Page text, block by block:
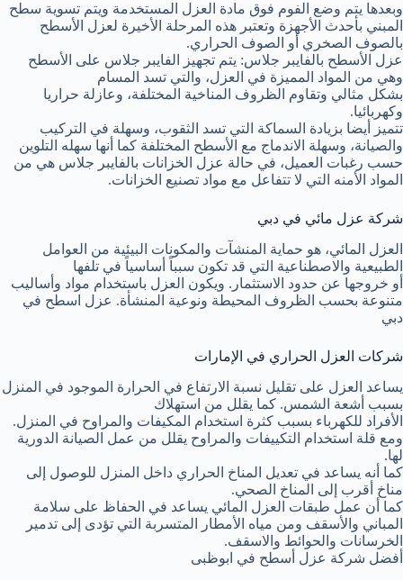
وبعدها يتم وضع الفوم فوق مادة العزل المستخدمة ويتم تسوية سطح
المبني بأحدث الأجهزة وتعتبر هذه المرحلة الأخيرة لعزل الأسطح
بالصوف الصخري أو الصوف الحراري.
عزل الأسطح بالفايبر جلاس: يتم تجهيز الفايبر جلاس على الأسطح
وهي من المواد المميزة في العزل، والتي تسد المسام
بشكل مثالي وتقاوم الظروف المناخية المختلفة، وعازلة حراريا
وكهربائيا.
تتميز أيضا بزيادة السماكة التي تسد الثقوب، وسهلة في التركيب
والصيانة، وسهلة الاندماج مع الأسطح المختلفة كما أنها سهله التلوين
حسب رغبات العميل، في حالة عزل الخزانات بالفايبر جلاس هي من
المواد الأمنه التي لا تتفاعل مع مواد تصنيع الخزانات.
شركة عزل مائي في دبي
العزل المائي، هو حماية المنشآت والمكونات البيئية من العوامل
الطبيعية والاصطناعية التي قد تكون سبباً أساسياً في تلفها
أو خروجها عن حدود الاستثمار. ويكون العزل باستخدام مواد وأساليب
متنوعة بحسب الظروف المحيطة ونوعية المنشأة. عزل اسطح في
دبي
شركات العزل الحراري في الإمارات
يساعد العزل على تقليل نسبة الارتفاع في الحرارة الموجود في المنزل
بسبب أشعة الشمس. كما يقلل من استهلاك
الأفراد للكهرباء بسبب كثرة استخدام المكيفات والمراوح في المنزل.
ومع قلة استخدام التكييفات والمراوح يقلل من عمل الصيانة الدورية
لها.
كما أنه يساعد في تعديل المناخ الحراري داخل المنزل للوصول إلى
مناخ أقرب إلى المناخ الصحي.
كما أن عمل طبقات العزل المائي يساعد في الحفاظ على سلامة
المباني والأسقف ومن مياه الأمطار المتسربة التي تؤدى إلى تدمير
الخرسانات والحوائط والاسقف.
أفضل شركة عزل أسطح في ابوظبى